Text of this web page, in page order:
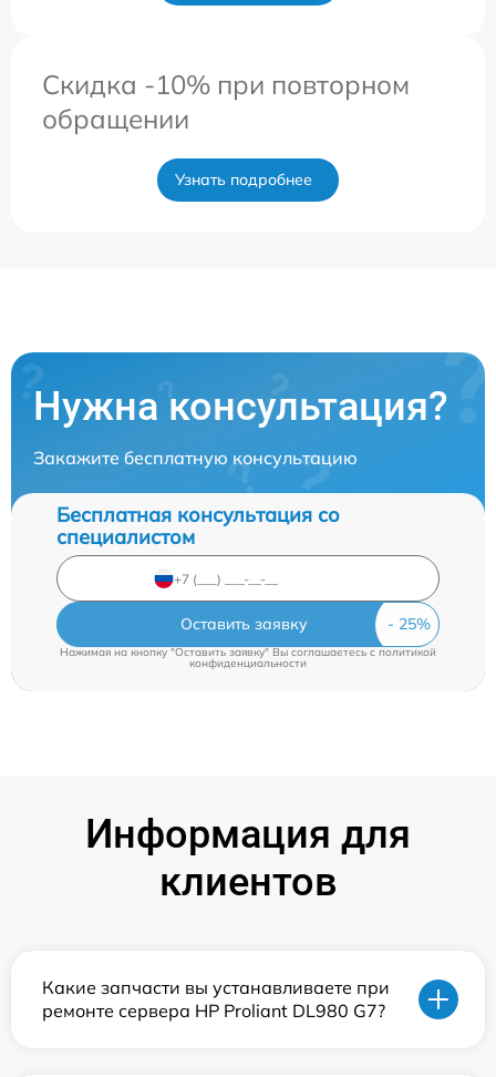
Скидка -10% при повторном
обращении
Узнать подробнее
Нужна консультация?
Закажите бесплатную консультацию
Бесплатная консультация со
специалистом
Оставить заявку
Нажимая на кнопку "Оставить заявку" Вы соглашаетесь c политикой
конфиденциальности
Информация для
клиентов
Какие запчасти вы устанавливаете при
ремонте сервера HP Proliant DL980 G7?